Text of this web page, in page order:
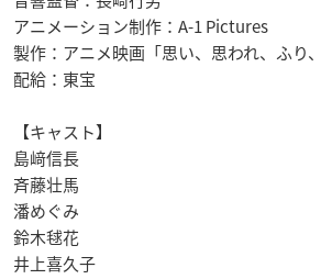
アニメーション制作：A-1 Pictures
製作：アニメ映画「思い、思われ、ふり
配給：東宝
【キャスト】
島﨑信長
斉藤壮馬
潘めぐみ
鈴木毬花
井上喜久子